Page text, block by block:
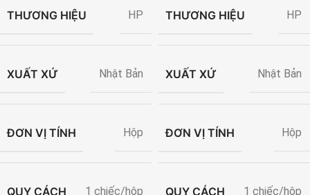
THƯƠNG HIỆU HP
XUẤT XỨ Nhật Bản
ĐƠN VỊ TÍNH Hộp
QUY CÁCH 1 chiếc/hộp
THƯƠNG HIỆU HP
XUẤT XỨ Nhật Bản
ĐƠN VỊ TÍNH Hộp
QUY CÁCH 1 chiếc/hộp